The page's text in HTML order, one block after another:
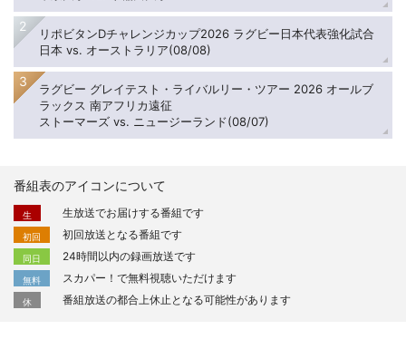
リポビタンDチャレンジカップ2026 ラグビー日本代表強化試合
日本 vs. オーストラリア(08/08)
ラグビー グレイテスト・ライバルリー・ツアー 2026 オールブ
ラックス 南アフリカ遠征
ストーマーズ vs. ニュージーランド(08/07)
番組表のアイコンについて
生 生放送でお届けする番組です
初回 初回放送となる番組です
同日 24時間以内の録画放送です
無料 スカパー！で無料視聴いただけます
休 番組放送の都合上休止となる可能性があります